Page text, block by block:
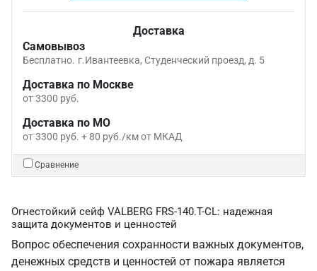
Доставка
Самовывоз
Бесплатно. г.Ивантеевка, Студенческий проезд, д. 5
Доставка по Москве
от 3300 руб.
Доставка по МО
от 3300 руб. + 80 руб./км от МКАД
Сравнение
Огнестойкий сейф VALBERG FRS-140.T-CL: надежная
защита документов и ценностей
Вопрос обеспечения сохранности важных документов,
денежных средств и ценностей от пожара является